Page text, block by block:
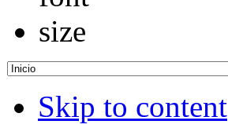
Skip to content